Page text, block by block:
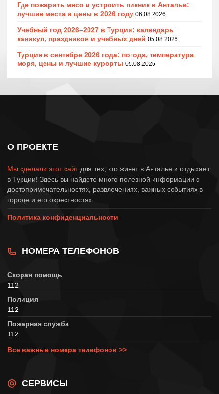
Где пожарить мясо и устроить пикник в Анталье:
лучшие места и цены в 2026 году 06.08.2026
Учебный год 2026–2027 в Турции: календарь
каникул, праздников и учебных дней 05.08.2026
Турция в сентябре 2026 года: погода, температура
моря, цены и лучшие курорты 05.08.2026
О ПРОЕКТЕ
Мы сделали этот сайтдля тех, кто живет в Анталье и отдыхает
в Турции! Здесь вы найдете много полезной информации о
достопримечательностях, развлечениях, важных событиях в
городе и его окрестностях.
Политика конфиденциальности
НОМЕРА ТЕЛЕФОНОВ
Скорая помощь
112
Полиция
112
Пожарная служба
112
Все важные номера телефонов >>
СЕРВИСЫ